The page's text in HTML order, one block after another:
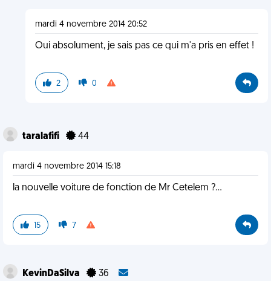
mardi 4 novembre 2014 20:52
Oui absolument, je sais pas ce qui m'a pris en effet !
2 0
taralafifi 44
mardi 4 novembre 2014 15:18
la nouvelle voiture de fonction de Mr Cetelem ?...
15 7
KevinDaSilva 36